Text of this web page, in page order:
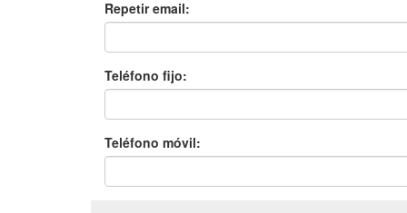
Repetir email:
Teléfono fijo:
Teléfono móvil: